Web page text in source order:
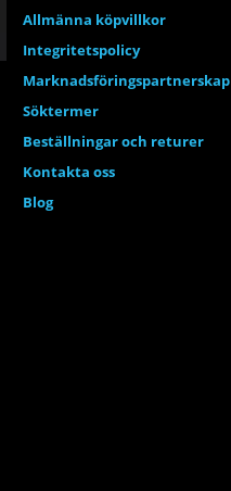
Allmänna köpvillkor
Integritetspolicy
Marknadsföringspartnerskap
Söktermer
Beställningar och returer
Kontakta oss
Blog